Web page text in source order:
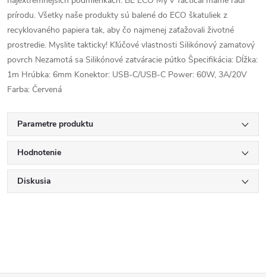
prírodu. Všetky naše produkty sú balené do ECO škatuliek z
recyklovaného papiera tak, aby čo najmenej zaťažovali životné
prostredie. Myslite takticky! Kľúčové vlastnosti Silikónový zamatový
povrch Nezamotá sa Silikónové zatváracie pútko Špecifikácia: Dĺžka:
1m Hrúbka: 6mm Konektor: USB-C/USB-C Power: 60W, 3A/20V
Farba: Červená
Parametre produktu
Hodnotenie
Diskusia